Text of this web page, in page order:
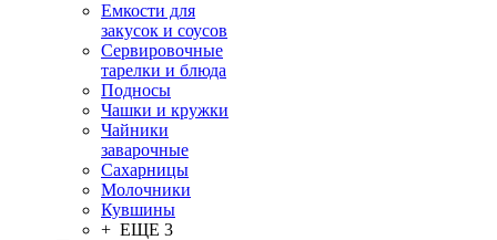
Емкости для
закусок и соусов
Сервировочные
тарелки и блюда
Подносы
Чашки и кружки
Чайники
заварочные
Сахарницы
Молочники
Кувшины
+ ЕЩЕ 3